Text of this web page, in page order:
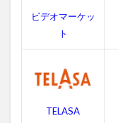
あ
ビデオマーケッ
ト
TELASA